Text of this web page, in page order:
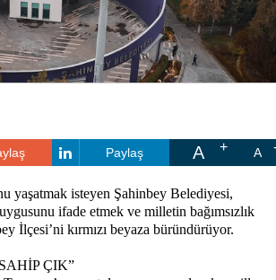
Paylaş A A
yaşatmak isteyen Şahinbey Belediyesi,
ifade etmek ve milletin bağımsızlık
İlçesi’ni kırmızı beyaza büründürüyor.
ÇIK”